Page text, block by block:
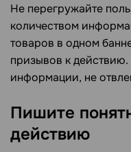
Не перегружайте
количеством
товаров в одном
призывов к
информации, не
Пишите
действию